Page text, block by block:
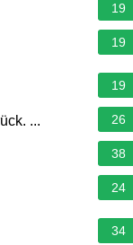
...
19
19
19
26
38
24
34